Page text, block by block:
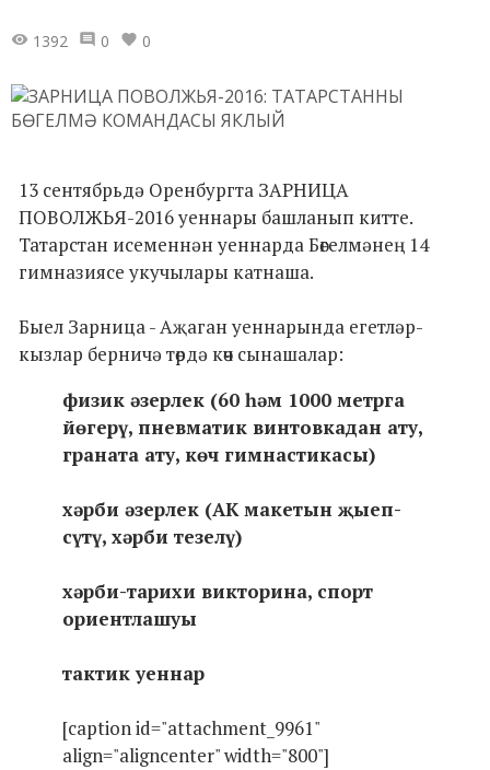
1392 0 0
13 сентябрьдә Оренбургта ЗАРНИЦА
ПОВОЛЖЬЯ-2016 уеннары башланып китте.
Татарстан исеменнән уеннарда Бөгелмәнең 14
гимназиясе укучылары катнаша.
Быел Зарница - Аҗаган уеннарында егетләр-
кызлар берничә төрдә көч сынашалар:
физик әзерлек (60 һәм 1000 метрга
йөгерү, пневматик винтовкадан ату,
граната ату, көч гимнастикасы)
хәрби әзерлек (АК макетын җыеп-
сүтү, хәрби тезелү)
хәрби-тарихи викторина, спорт
ориентлашуы
тактик уеннар
[caption id="attachment_9961"
align="aligncenter" width="800"]